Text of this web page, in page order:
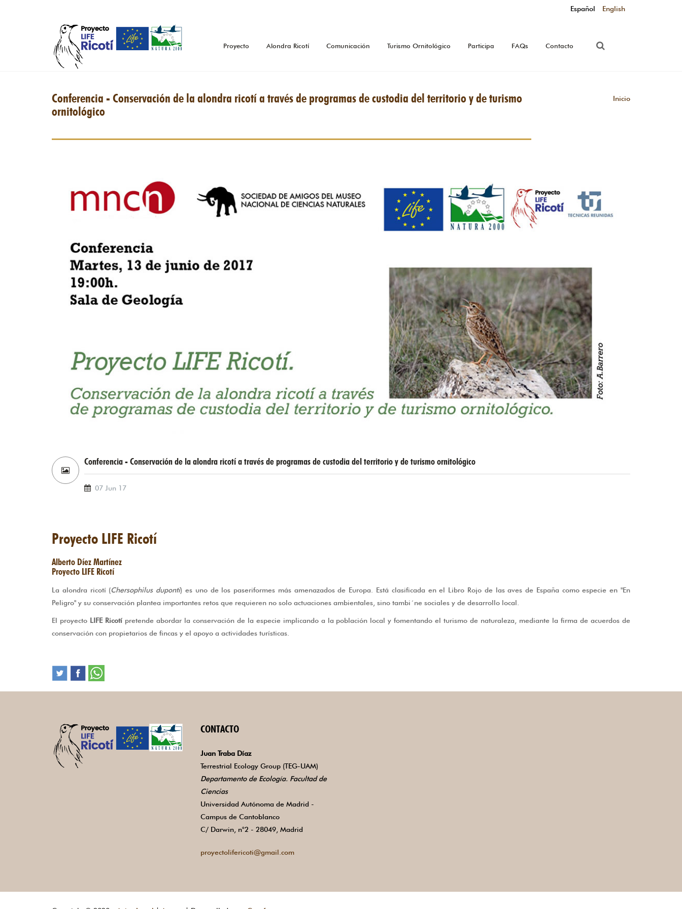
Español English
Proyecto Alondra Ricotí Comunicación Turismo Ornitológico Participa FAQs Contacto
Conferencia - Conservación de la alondra ricotí a través de programas de custodia del territorio y de turismo
ornitológico
Inicio
not_image001.jpg
Conferencia - Conservación de la alondra ricotí a través de programas de custodia del territorio y de turismo ornitológico
07 Jun 17
Proyecto LIFE Ricotí
Alberto Díez Martínez
Proyecto LIFE Ricotí
La alondra ricotí (Chersophilus duponti) es uno de los paseriformes más amenazados de Europa. Está clasificada en el Libro Rojo de las aves de España como especie en "En
Peligro" y su conservación plantea importantes retos que requieren no solo actuaciones ambientales, sino tambi´ne sociales y de desarrollo local.
El proyecto LIFE Ricotípretende abordar la conservación de la especie implicando a la población local y fomentando el turismo de naturaleza, mediante la firma de acuerdos de
conservación con propietarios de fincas y el apoyo a actividades turísticas.
CONTACTO
Juan Traba Díaz
Terrestrial Ecology Group (TEG-UAM)
Departamento de Ecología. Facultad de
Ciencias
Universidad Autónoma de Madrid -
Campus de Cantoblanco
C/ Darwin, n°2 - 28049, Madrid
proyectolifericoti@gmail.com